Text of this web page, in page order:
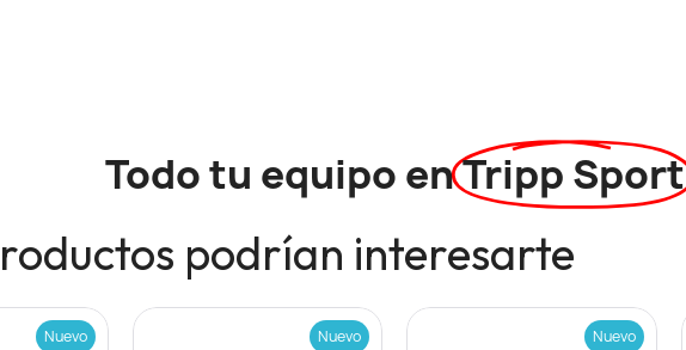
Todo tu equipo enTripp Sport
podrían interesarte
Nuevo Nuevo Nuevo